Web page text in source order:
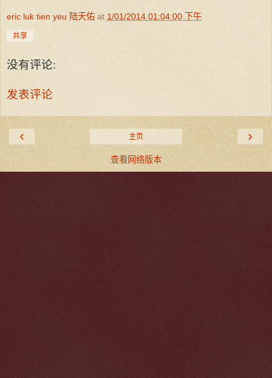
eric luk tien yeu 陆天佑 at 1/01/2014 01:04:00 下午
共享
没有评论:
发表评论
‹ ›
主页
查看网络版本